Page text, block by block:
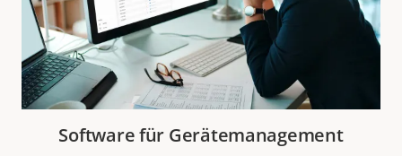
Software für Gerätemanagement